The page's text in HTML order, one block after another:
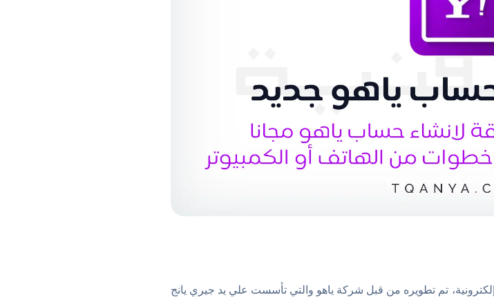
تم تطويره من قبل شركة ياهو والتي تأسست علي يد جيري يانج